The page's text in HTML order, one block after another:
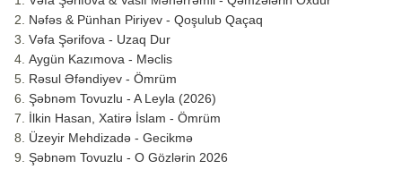
Nəfəs & Pünhan Piriyev - Qoşulub Qaçaq
Vəfa Şərifova - Uzaq Dur
Aygün Kazımova - Məclis
Rəsul Əfəndiyev - Ömrüm
Şəbnəm Tovuzlu - A Leyla (2026)
İlkin Hasan, Xatirə İslam - Ömrüm
Üzeyir Mehdizadə - Gecikmə
Şəbnəm Tovuzlu - O Gözlərin 2026